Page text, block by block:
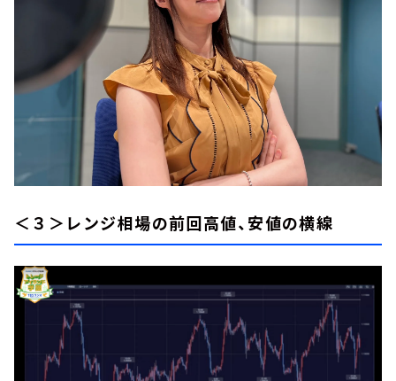
＜３＞レンジ相場の前回高値、安値の横線